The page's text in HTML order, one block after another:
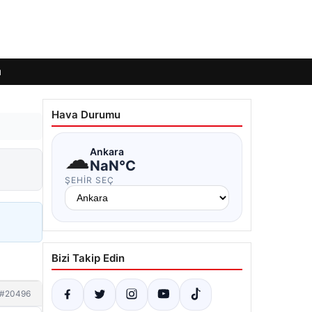
#20496
Hava Durumu
☁Ankara
NaN°C
ŞEHIR SEÇ
Bizi Takip Edin